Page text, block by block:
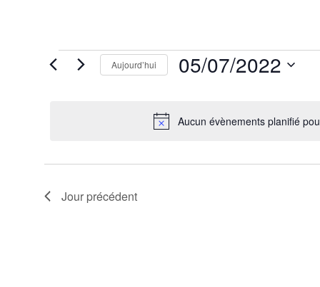
Évènements
for
Aucun évènements planifié
Aujourd’hui 05/07/2022
Jour précédent